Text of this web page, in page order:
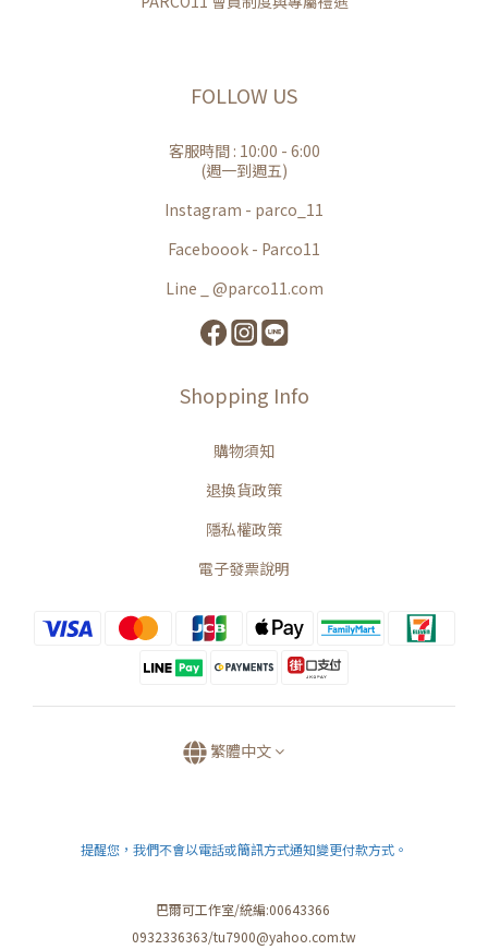
FOLLOW US
客服時間 : 10:00 - 6:00
(週一到週五)
Instagram - parco_11
Faceboook - Parco11
Line _ @parco11.com
Shopping Info
購物須知
退換貨政策
隱私權政策
電子發票說明
繁體中文
提醒您，我們不會以電話或簡訊方式通知變更付款方式。
巴爾可工作室/統編:00643366
0932336363/tu7900@yahoo.com.tw